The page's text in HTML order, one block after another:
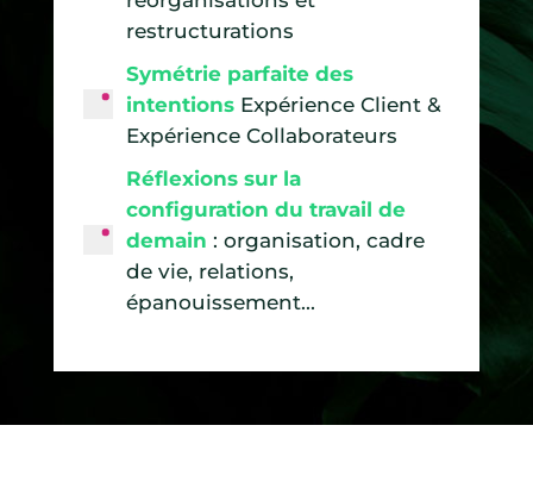
restructurations
Symétrie parfaite des
intentions Expérience Client &
Expérience Collaborateurs
Réflexions sur la
configuration du travail de
demain : organisation, cadre
de vie, relations,
épanouissement...